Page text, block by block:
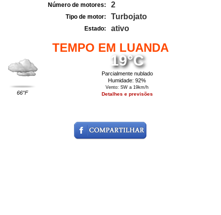
Número de motores: 2
Tipo de motor: Turbojato
Estado: ativo
TEMPO EM LUANDA
66°F
19°C
Parcialmente nublado
Humidade: 92%
Vento: SW a 19km/h
Detalhes e previsões